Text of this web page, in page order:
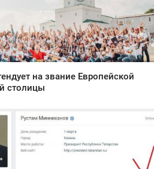
на звание Европейской
столицы